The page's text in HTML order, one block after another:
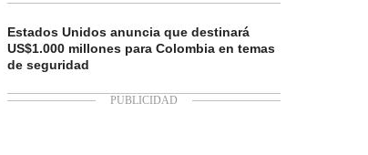
Estados Unidos anuncia que destinará
US$1.000 millones para Colombia en temas
de seguridad